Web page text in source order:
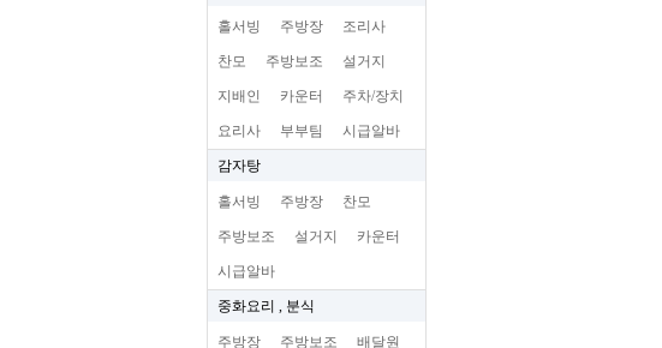
홀서빙 주방장 조리사
찬모 주방보조 설거지
지배인 카운터 주차/장치
요리사 부부팀 시급알바
감자탕
홀서빙 주방장 찬모
주방보조 설거지 카운터
시급알바
중화요리 , 분식
주방장 주방보조 배달원